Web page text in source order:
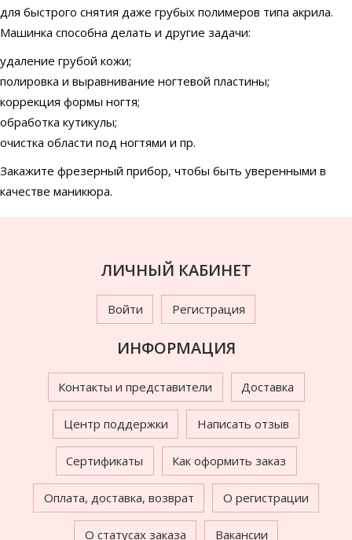
для быстрого снятия даже грубых полимеров типа акрила.
Машинка способна делать и другие задачи:
удаление грубой кожи;
полировка и выравнивание ногтевой пластины;
коррекция формы ногтя;
обработка кутикулы;
очистка области под ногтями и пр.
Закажите фрезерный прибор, чтобы быть уверенными в
качестве маникюра.
ЛИЧНЫЙ КАБИНЕТ
Войти Регистрация
ИНФОРМАЦИЯ
Контакты и представители Доставка
Центр поддержки Написать отзыв
Сертификаты Как оформить заказ
Оплата, доставка, возврат О регистрации
О статусах заказа Вакансии